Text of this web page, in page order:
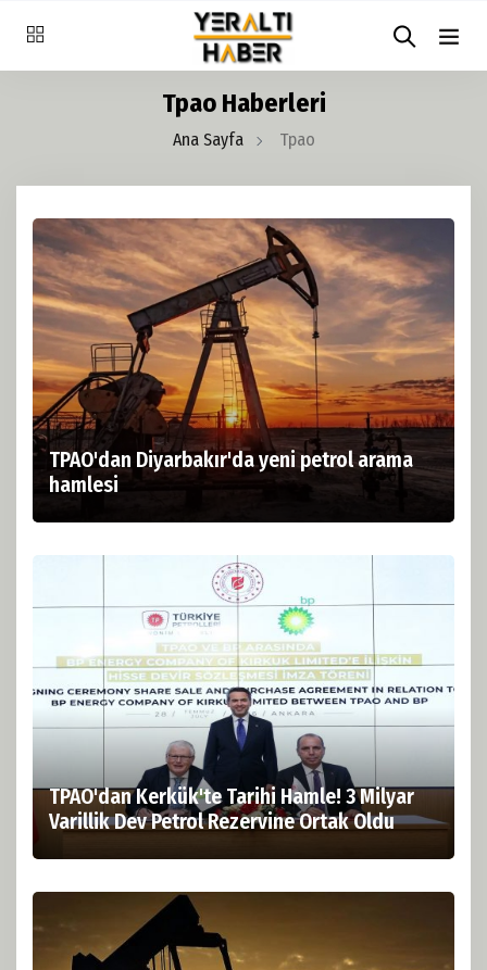
Tpao Haberleri
Ana Sayfa Tpao
TPAO'dan Diyarbakır'da yeni petrol arama
hamlesi
TPAO'dan Kerkük'te Tarihi Hamle! 3 Milyar
Varillik Dev Petrol Rezervine Ortak Oldu